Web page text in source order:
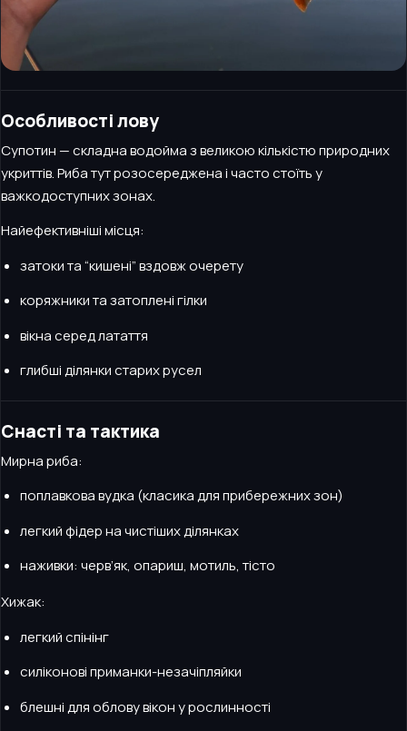
Особливості лову
Супотин — складна водойма з великою кількістю природних
укриттів. Риба тут розосереджена і часто стоїть у
важкодоступних зонах.
Найефективніші місця:
затоки та “кишені” вздовж очерету
коряжники та затоплені гілки
вікна серед латаття
глибші ділянки старих русел
Снасті та тактика
Мирна риба:
поплавкова вудка (класика для прибережних зон)
легкий фідер на чистіших ділянках
наживки: черв’як, опариш, мотиль, тісто
Хижак:
легкий спінінг
силіконові приманки-незачіпляйки
блешні для облову вікон у рослинності